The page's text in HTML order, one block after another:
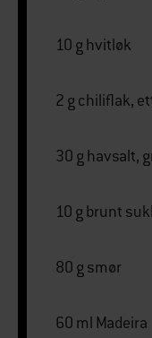
10 g hvitløk
2 g chiliflak,
30 g havsalt,
10 g brunt
80 g smør
60 ml Madeira